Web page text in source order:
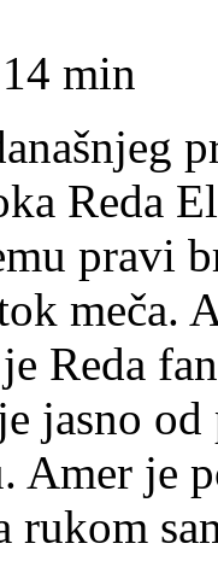
min
Reda
pravi
meča.
Reda
jasno od
Amer je